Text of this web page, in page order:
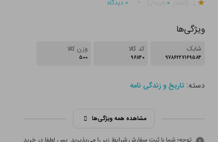
. ۰ ۰ دیدگاه
ویژگی‌ها
شابک
۹۷۸۶۲۲۷۱۶۹۵۸۴
کد کالا
۹۶۸۴۰
وزن کالا
۵۰۰
دسته:تاریخ و زندگی نامه
مشاهده همه ویژگی‌ها